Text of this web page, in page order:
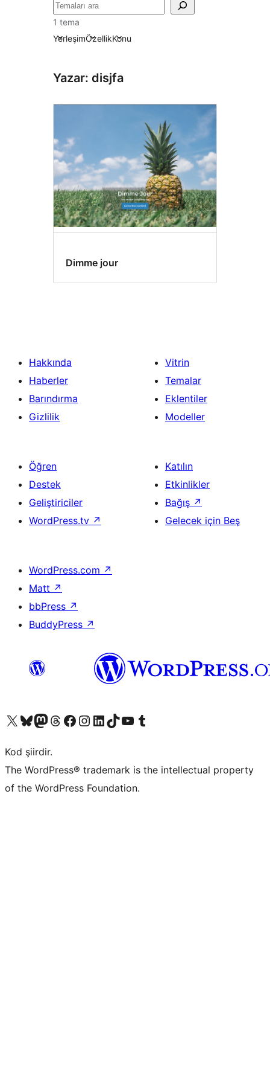
Ara
1 tema
YerleşimÖzellikKonu
Yazar: disjfa
Dimme jour
Hakkında
Haberler
Barındırma
Gizlilik
Vitrin
Temalar
Eklentiler
Modeller
Öğren
Destek
Geliştiriciler
WordPress.tv ↗
Katılın
Etkinlikler
Bağış ↗
Gelecek için Beş
WordPress.com ↗
Matt ↗
bbPress ↗
BuddyPress ↗
X (eski Twitter) hesabımıza bakın
Bluesky hesabımızı ziyaret edinMastodon hesabımızı ziyaret edinThreads hesabımızı ziyaret edinFacebook sayfamızı ziyaret edinInstagram hesabımızı ziyaret edinLinkedIn hesabımızı ziyaret edinTikTok hesabımızı ziyaret edinYouTube kanalımızı ziyaret edinTumblr hesabımızı ziyaret edin
Kod şiirdir.
The WordPress® trademark is the intellectual property
of the WordPress Foundation.